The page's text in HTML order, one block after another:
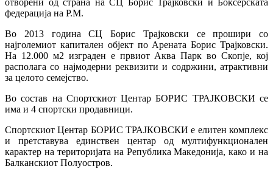
федерација на Р.М.
Во 2013 година СЦ Борис Трајковски се прошири со
најголемиот капитален објект по Арената Борис Трајковски.
На 12.000 м2 изграден е првиот Аква Парк во Скопје, кој
располага со најмодерни реквизити и содржини, атрактивни
за целото семејство.
Во состав на Спортскиот Центар БОРИС ТРАЈКОВСКИ се
има и 4 спортски продавници.
Спортскиот Центар БОРИС ТРАЈКОВСКИ е елитен комплекс
и претставува единствен центар од мултифункционален
карактер на територијата на Република Македонија, како и на
Балканскиот Полуостров.